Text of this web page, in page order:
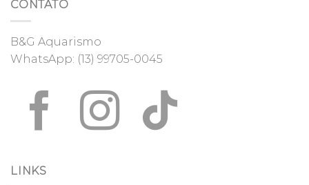
CONTATO
B&G Aquarismo
WhatsApp: (13) 99705-0045
LINKS